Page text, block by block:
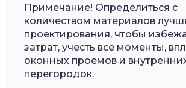
Примечание! Определиться с
количеством материалов
проектирования, чтобы
затрат, учесть все моменты,
оконных проемов и
перегородок.